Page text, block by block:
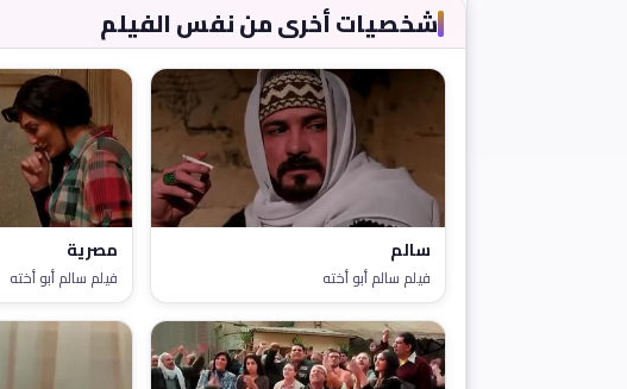
شخصيات أخرى من نفس الفيلم
سالم
فيلم سالم أبو أخته
مصرية
فيلم سالم أبو أخته